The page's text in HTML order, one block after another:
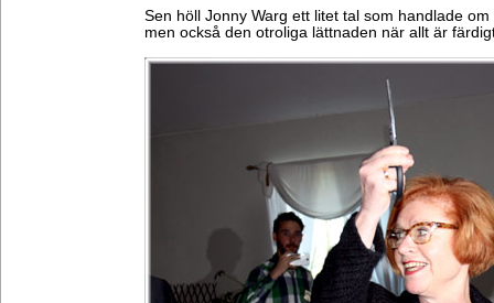
Sen höll Jonny Warg ett litet tal som handlade
men också den otroliga lättnaden när allt är